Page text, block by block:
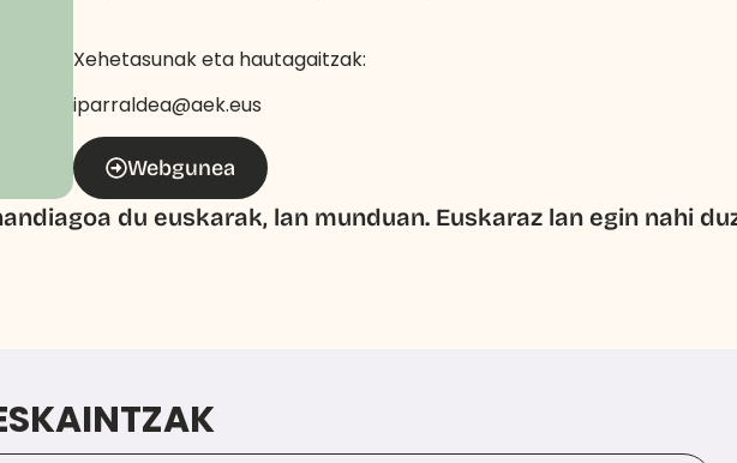
Xehetasunak eta hautagaitzak:
iparraldea@aek.eus
Webgunea
du euskarak, lan munduan. Euskaraz lan egin nahi